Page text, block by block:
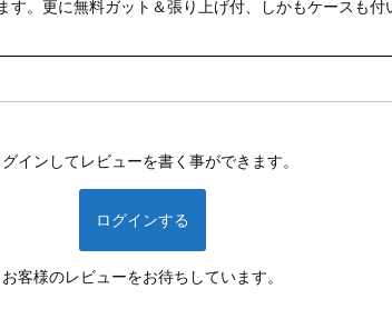
す。更に無料ガット＆張り上げ付、しかもケースも付
グインしてレビューを書く事ができます。
ログインする
お客様のレビューをお待ちしています。